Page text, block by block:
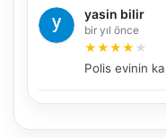
yasin bilir
bir yıl önce
★★★★ ★
Polis evinin
🧭 Rehber
🏛️ Tarihi